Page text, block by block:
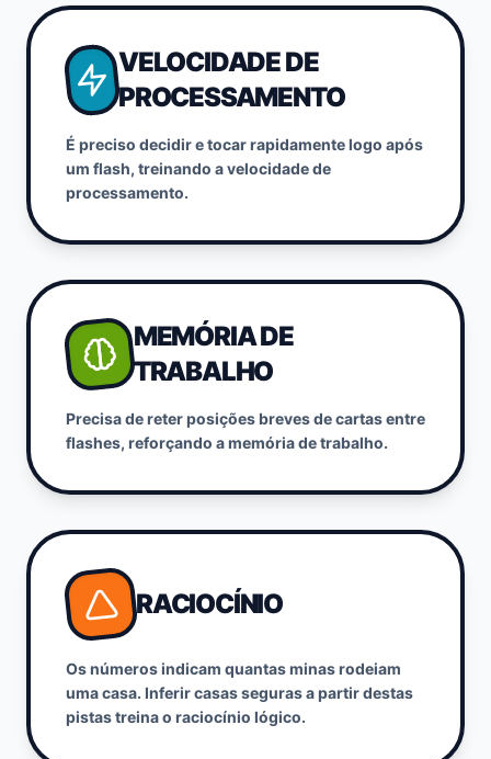
VELOCIDADE DE
PROCESSAMENTO
É preciso decidir e tocar rapidamente logo após
um flash, treinando a velocidade de
processamento.
MEMÓRIA DE
TRABALHO
Precisa de reter posições breves de cartas entre
flashes, reforçando a memória de trabalho.
RACIOCÍNIO
Os números indicam quantas minas rodeiam
uma casa. Inferir casas seguras a partir destas
pistas treina o raciocínio lógico.